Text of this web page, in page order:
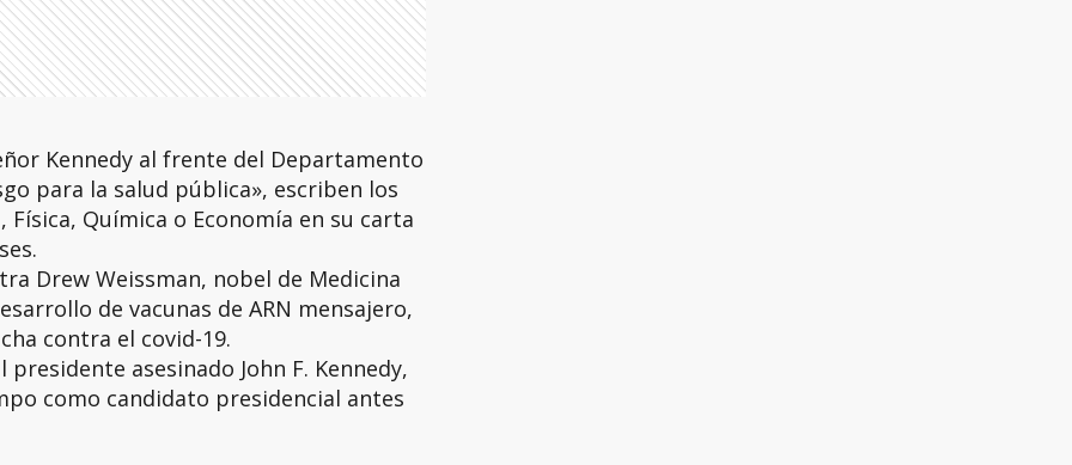
Kennedy al frente del Departamento
para la salud pública», escriben los
Química o Economía en su carta
Drew Weissman, nobel de Medicina
de vacunas de ARN mensajero,
contra el covid-19.
asesinado John F. Kennedy,
como candidato presidencial antes